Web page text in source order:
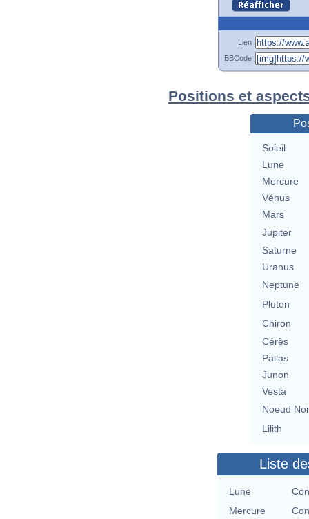
Lien
BBCode
Positions et
Soleil
Lune
Mercure
Vénus
Mars
Jupiter
Saturne
Uranus
Neptune
Pluton
Chiron
Cérès
Pallas
Junon
Vesta
Noeud
Lilith
Liste
Lune
Mercure